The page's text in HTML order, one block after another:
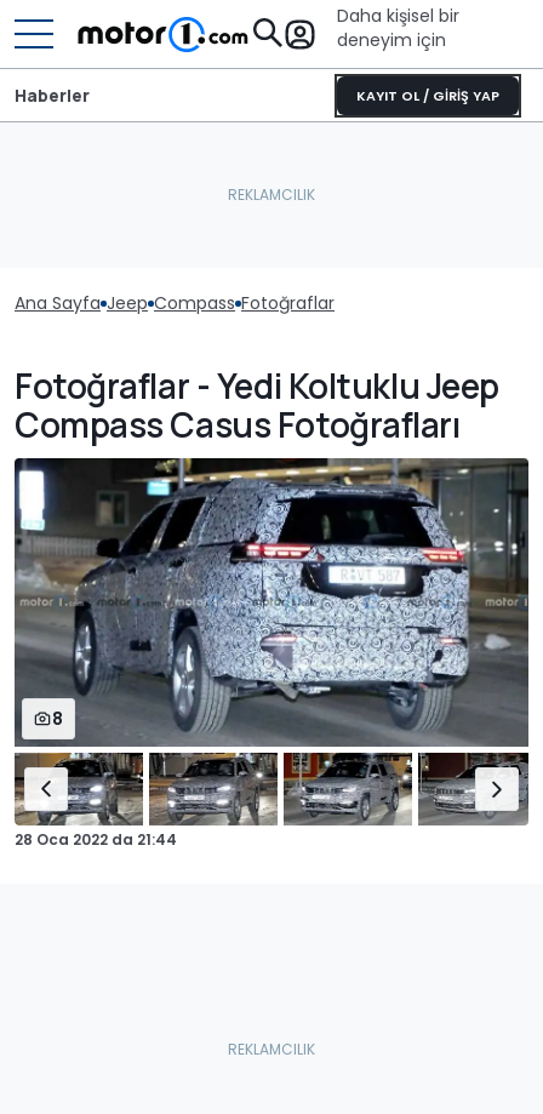
Daha kişisel bir
deneyim için
KAYIT OL / GİRİŞ YAP
Haberler
Ana Sayfa Jeep Compass Fotoğraflar
Fotoğraflar - Yedi Koltuklu Jeep
Compass Casus Fotoğrafları
8
28 Oca 2022 da 21:44